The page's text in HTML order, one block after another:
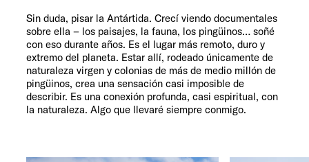
Sin duda, pisar la Antártida. Crecí viendo documentales
sobre ella – los paisajes, la fauna, los pingüinos… soñé
con eso durante años. Es el lugar más remoto, duro y
extremo del planeta. Estar allí, rodeado únicamente de
naturaleza virgen y colonias de más de medio millón de
pingüinos, crea una sensación casi imposible de
describir. Es una conexión profunda, casi espiritual, con
la naturaleza. Algo que llevaré siempre conmigo.